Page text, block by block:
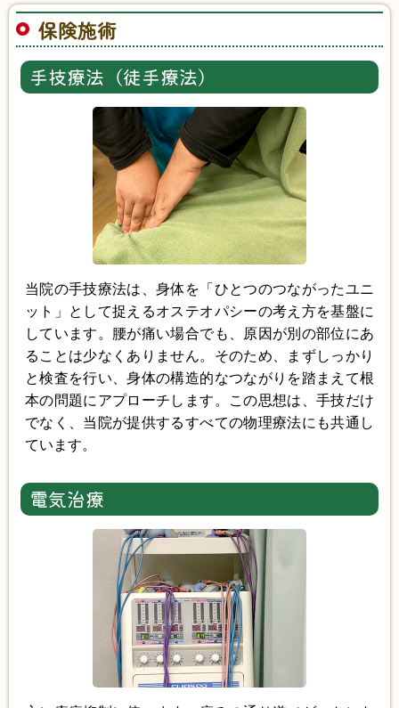
保険施術
手技療法（徒手療法）
当院の手技療法は、身体を「ひとつのつながったユニ
ット」として捉えるオステオパシーの考え方を基盤に
しています。腰が痛い場合でも、原因が別の部位にあ
ることは少なくありません。そのため、まずしっかり
と検査を行い、身体の構造的なつながりを踏まえて根
本の問題にアプローチします。この思想は、手技だけ
でなく、当院が提供するすべての物理療法にも共通し
ています。
電気治療